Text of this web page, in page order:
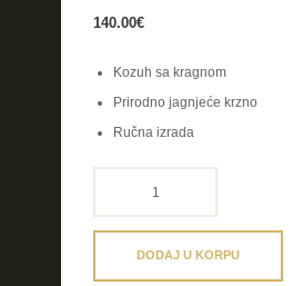
140.00€
Kozuh sa kragnom
Prirodno jagnjeće krzno
Ručna izrada
prirodnogDODAJ U KORPU